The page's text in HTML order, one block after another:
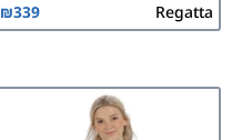
Regatta
₪339